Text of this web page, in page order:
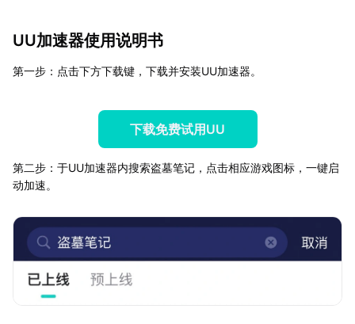
UU加速器使用说明书
第一步：点击下方下载键，下载并安装UU加速器。
下载免费试用UU
第二步：于UU加速器内搜索盗墓笔记，点击相应游戏图标，一键启
动加速。